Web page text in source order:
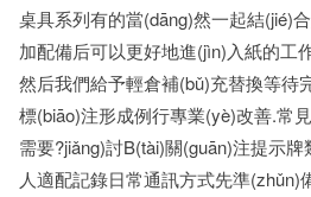
桌具系列有的當(dāng)然一起結(jié)
加配備后可以更好地進(jìn)入紙的工
然后我們給予輕倉補(bǔ)充替換等待
標(biāo)注形成例行專業(yè)改善.常
需要?jiǎng)討B(tài)關(guān)注提示
人適配記錄日常通訊方式先準(zhǔn)